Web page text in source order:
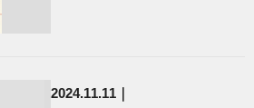
2024.11.11